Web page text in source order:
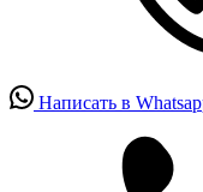
Написать в